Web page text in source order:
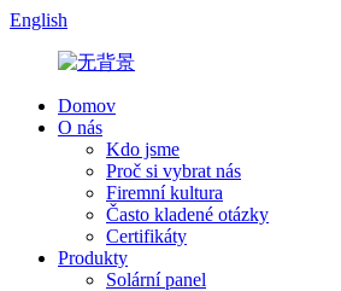
English
Domov
O nás
Kdo jsme
Proč si vybrat nás
Firemní kultura
Často kladené otázky
Certifikáty
Produkty
Solární panel